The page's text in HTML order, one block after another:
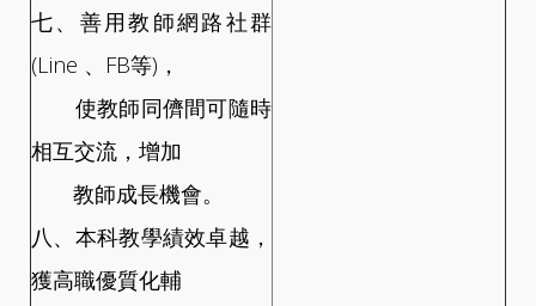
七、善用教師網路社群
(Line 、FB等)，
使教師同儕間可隨時
相互交流，增加
教師成長機會。
八、本科教學績效卓越，
獲高職優質化輔